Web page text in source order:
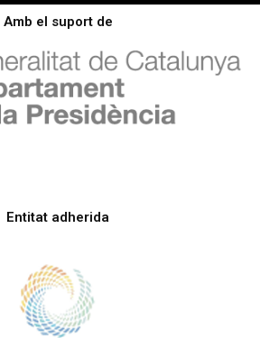
Amb el suport de
Entitat adherida